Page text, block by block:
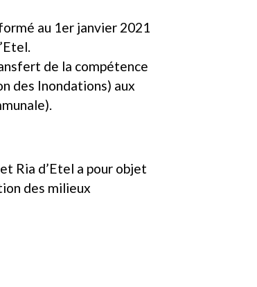
au 1er janvier 2021
de la compétence
des Inondations) aux
Ria d’Etel a pour objet
des milieux